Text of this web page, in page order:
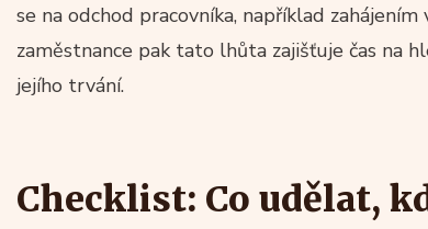
se na odchod pracovníka, například
zaměstnance pak tato lhůta zajišťuje čas na
jejího trvání.
Checklist: Co udělat,